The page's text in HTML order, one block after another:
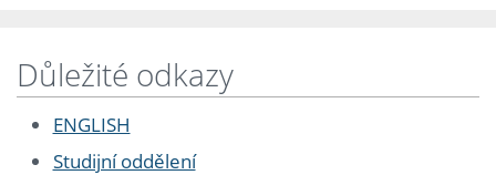
Důležité odkazy
ENGLISH
Studijní oddělení